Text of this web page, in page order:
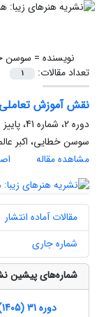
نویسنده = سوسن
تعداد مقالات:
1
نقش آموزش تعاملی
دوره 2، شماره 41، پاییز 1390، صفحه
سوسن خطایی، اکبر
مشاهده مقاله
مقالات آماده انتشار
شماره جاری
شماره‌های پیشین
دوره 31 (1405)